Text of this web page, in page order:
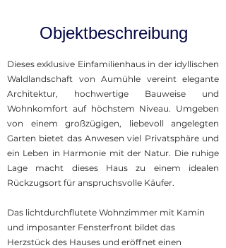
Objektbeschreibung
Dieses exklusive Einfamilienhaus in der idyllischen
Waldlandschaft von Aumühle vereint elegante
Architektur, hochwertige Bauweise und
Wohnkomfort auf höchstem Niveau. Umgeben
von einem großzügigen, liebevoll angelegten
Garten bietet das Anwesen viel Privatsphäre und
ein Leben in Harmonie mit der Natur. Die ruhige
Lage macht dieses Haus zu einem idealen
Rückzugsort für anspruchsvolle Käufer.
Das lichtdurchflutete Wohnzimmer mit Kamin
und imposanter Fensterfront bildet das
Herzstück des Hauses und eröffnet einen